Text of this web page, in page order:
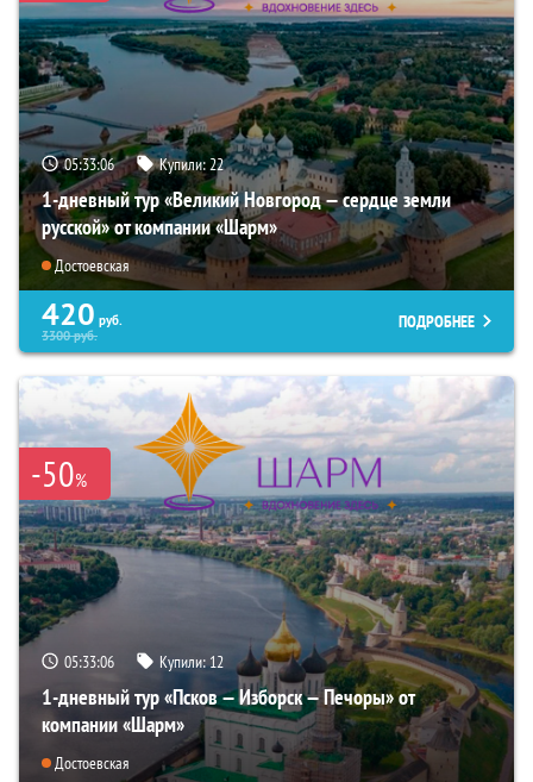
05:33:04 Купили:22
1-дневный тур «Великий Новгород — сердце земли
русской» от компании «Шарм»
Достоевская
420 руб.
3300руб.
ПОДРОБНЕЕ
-50%
05:33:04 Купили:12
1-дневный тур «Псков — Изборск — Печоры» от
компании «Шарм»
Достоевская